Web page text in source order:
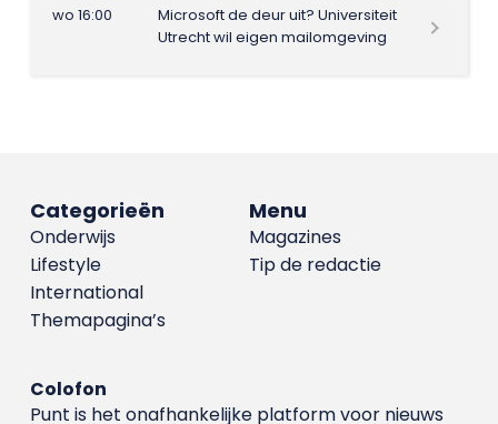
wo 16:00
Microsoft de deur uit? Universiteit
Utrecht wil eigen mailomgeving
Menu
Magazines
Tip de redactie
Categorieën
Onderwijs
Lifestyle
International
Themapagina’s
Colofon
Punt is het onafhankelijke platform voor nieuws